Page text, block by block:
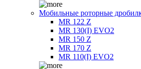
Мобильные роторные
MR 122 Z
MR 130(I) EVO2
MR 150 Z
MR 170 Z
MR 110(I) EVO2